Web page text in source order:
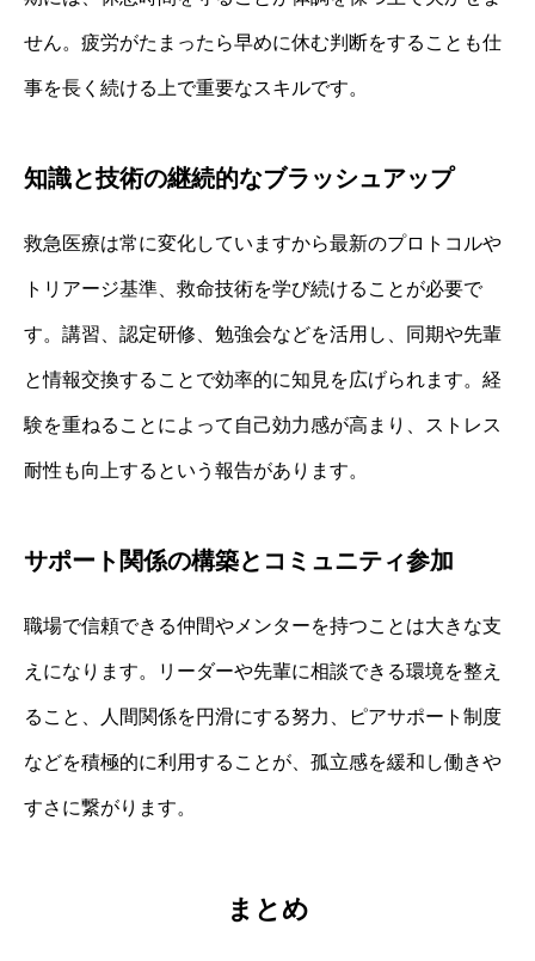
せん。疲労がたまったら早めに休む判断をすることも仕
事を長く続ける上で重要なスキルです。
知識と技術の継続的なブラッシュアップ
救急医療は常に変化していますから最新のプロトコルや
トリアージ基準、救命技術を学び続けることが必要で
す。講習、認定研修、勉強会などを活用し、同期や先輩
と情報交換することで効率的に知見を広げられます。経
験を重ねることによって自己効力感が高まり、ストレス
耐性も向上するという報告があります。
サポート関係の構築とコミュニティ参加
職場で信頼できる仲間やメンターを持つことは大きな支
えになります。リーダーや先輩に相談できる環境を整え
ること、人間関係を円滑にする努力、ピアサポート制度
などを積極的に利用することが、孤立感を緩和し働きや
すさに繋がります。
まとめ